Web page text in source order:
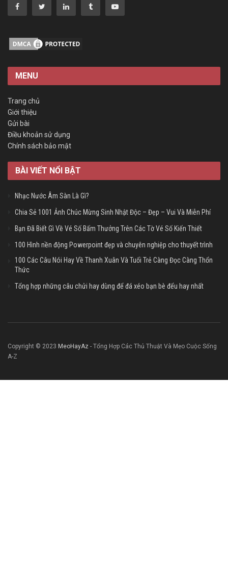
MENU
Trang chủ
Giới thiệu
Gửi bài
Điều khoản sử dụng
Chính sách bảo mật
BÀI VIẾT NỔI BẬT
Nhạc Nước Âm Sàn Là Gì?
Chia Sẻ 1001 Ảnh Chúc Mừng Sinh Nhật Độc – Đẹp – Vui Và Miễn Phí
Bạn Đã Biết Gì Về Vé Số Bấm Thưởng Trên Các Tờ Vé Số Kiến Thiết
100 Hình nền động Powerpoint đẹp và chuyên nghiệp cho thuyết trình
100 Các Câu Nói Hay Về Thanh Xuân Và Tuổi Trẻ Càng Đọc Càng Thổn
Thức
Tổng hợp những câu chửi hay dùng để đá xéo bạn bè đểu hay nhất
Copyright © 2023 MeoHayAz - Tổng Hợp Các Thủ Thuật Và Mẹo Cuộc Sống
A-Z